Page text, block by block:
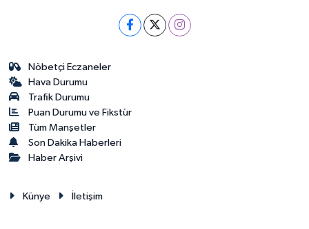
Nöbetçi Eczaneler
Hava Durumu
Trafik Durumu
Puan Durumu ve Fikstür
Tüm Manşetler
Son Dakika Haberleri
Haber Arşivi
Künye İletişim